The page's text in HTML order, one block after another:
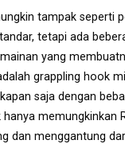
tampak seperti
tetapi ada
yang
grappling hook
saja dengan
hanya memungkinkan
dan menggantung